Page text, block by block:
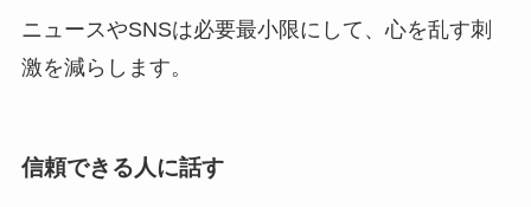
ニュースやSNSは必要最小限にして、心を乱す刺
激を減らします。
信頼できる人に話す